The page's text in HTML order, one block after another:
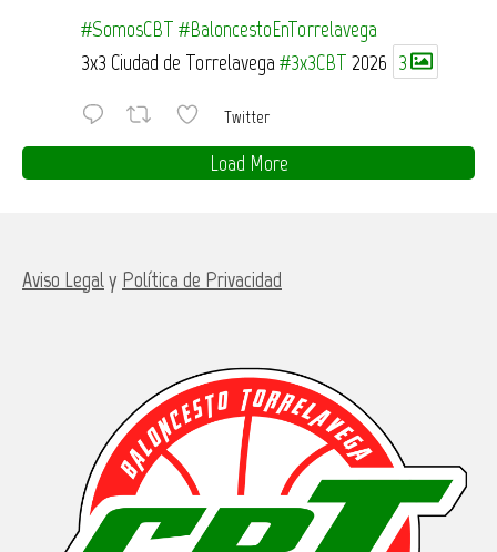
#SomosCBT #BaloncestoEnTorrelavega
3x3 Ciudad de Torrelavega#3x3CBT 2026 3
Twitter
Load More
Aviso Legaly Política de Privacidad